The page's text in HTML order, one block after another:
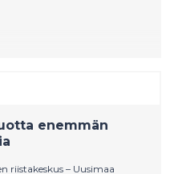
enemmän
riistakeskus – Uusimaa